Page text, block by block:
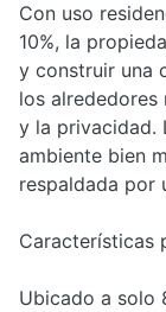
Con uso
10%, la
y construir una
los alrededores
y la privacidad.
ambiente bien
respaldada por
Características
Ubicado a solo